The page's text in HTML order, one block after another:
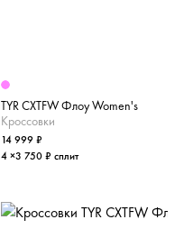
TYR CXTFW Флоу Women's
Кроссовки
14 999 ₽
4 ×3 750 ₽ сплит